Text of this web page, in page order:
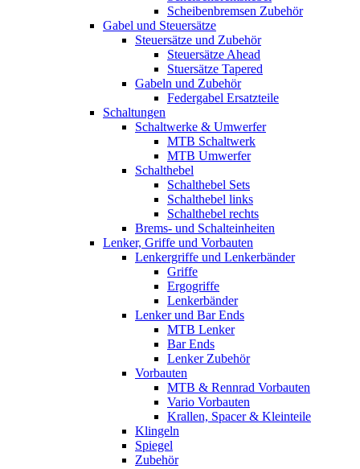
Scheibenbremsen Zubehör
Gabel und Steuersätze
Steuersätze und Zubehör
Steuersätze Ahead
Stuersätze Tapered
Gabeln und Zubehör
Federgabel Ersatzteile
Schaltungen
Schaltwerke & Umwerfer
MTB Schaltwerk
MTB Umwerfer
Schalthebel
Schalthebel Sets
Schalthebel links
Schalthebel rechts
Brems- und Schalteinheiten
Lenker, Griffe und Vorbauten
Lenkergriffe und Lenkerbänder
Griffe
Ergogriffe
Lenkerbänder
Lenker und Bar Ends
MTB Lenker
Bar Ends
Lenker Zubehör
Vorbauten
MTB & Rennrad Vorbauten
Vario Vorbauten
Krallen, Spacer & Kleinteile
Klingeln
Spiegel
Zubehör